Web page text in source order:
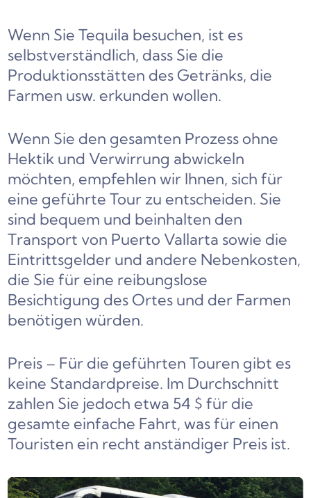
Wenn Sie Tequila besuchen, ist es
selbstverständlich, dass Sie die
Produktionsstätten des Getränks, die
Farmen usw. erkunden wollen.
Wenn Sie den gesamten Prozess ohne
Hektik und Verwirrung abwickeln
möchten, empfehlen wir Ihnen, sich für
eine geführte Tour zu entscheiden. Sie
sind bequem und beinhalten den
Transport von Puerto Vallarta sowie die
Eintrittsgelder und andere Nebenkosten,
die Sie für eine reibungslose
Besichtigung des Ortes und der Farmen
benötigen würden.
Preis – Für die geführten Touren gibt es
keine Standardpreise. Im Durchschnitt
zahlen Sie jedoch etwa 54 $ für die
gesamte einfache Fahrt, was für einen
Touristen ein recht anständiger Preis ist.